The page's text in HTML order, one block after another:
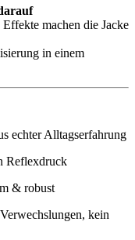
machen die Jacke
in einem
echter Alltagserfahrung
Reflexdruck
& robust
kein